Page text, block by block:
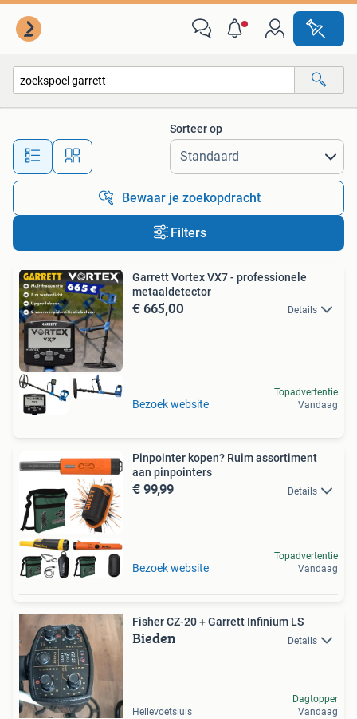
Alle afstanden…
Sorteer op
Bewaar je zoekopdracht
Filters
Garrett Vortex VX7 - professionele
metaaldetector
€ 665,00 Details
Bezoek website
Topadvertentie
Vandaag
Pinpointer kopen? Ruim assortiment
aan pinpointers
€ 99,99 Details
Bezoek website
Topadvertentie
Vandaag
Fisher CZ-20 + Garrett Infinium LS
Bieden Details
Hellevoetsluis
Dagtopper
Vandaag